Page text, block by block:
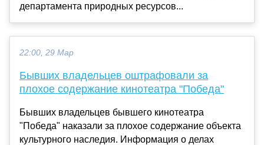
департамента природных ресурсов...
22:00, 29 Мар
Бывших владельцев оштрафовали за
плохое содержание кинотеатра "Победа"
Бывших владельцев бывшего кинотеатра
"Победа" наказали за плохое содержание объекта
культурного наследия. Информация о делах